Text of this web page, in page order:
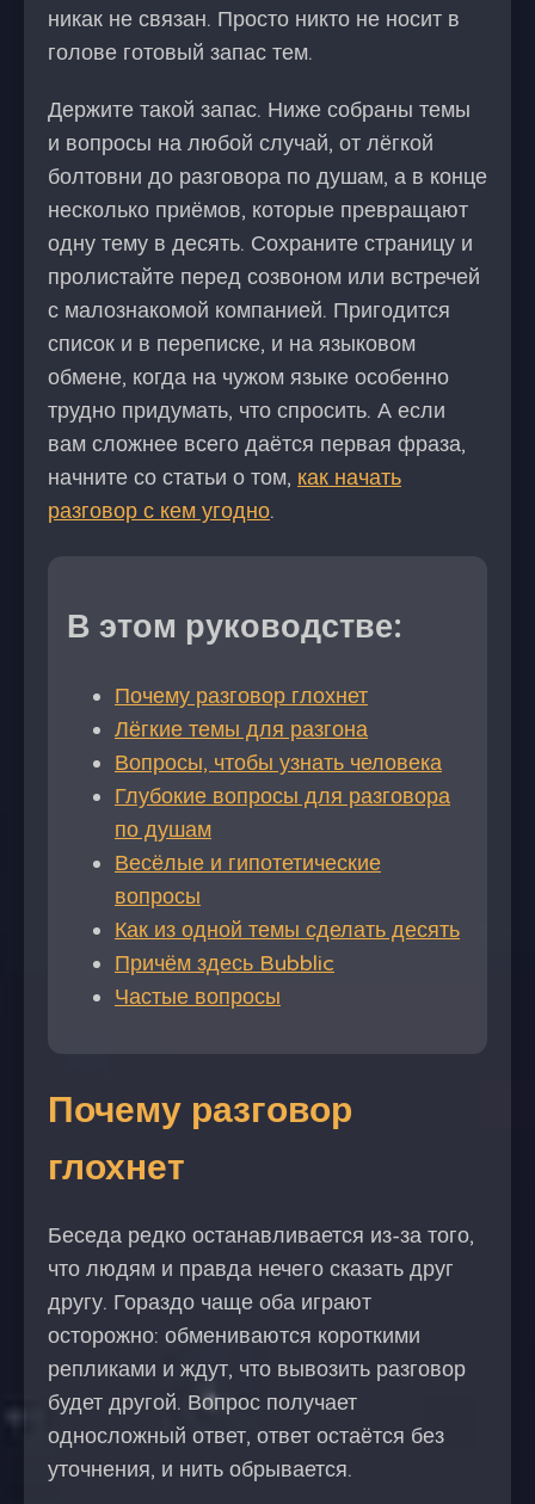
никак не связан. Просто никто не носит в
голове готовый запас тем.
Держите такой запас. Ниже собраны темы
и вопросы на любой случай, от лёгкой
болтовни до разговора по душам, а в конце
несколько приёмов, которые превращают
одну тему в десять. Сохраните страницу и
пролистайте перед созвоном или встречей
с малознакомой компанией. Пригодится
список и в переписке, и на языковом
обмене, когда на чужом языке особенно
трудно придумать, что спросить. А если
вам сложнее всего даётся первая фраза,
начните со статьи о том, как начать
разговор с кем угодно.
В этом руководстве:
Почему разговор глохнет
Лёгкие темы для разгона
Вопросы, чтобы узнать человека
Глубокие вопросы для разговора
по душам
Весёлые и гипотетические
вопросы
Как из одной темы сделать десять
Причём здесь Bubblic
Частые вопросы
Почему разговор
глохнет
Беседа редко останавливается из-за того,
что людям и правда нечего сказать друг
другу. Гораздо чаще оба играют
осторожно: обмениваются короткими
репликами и ждут, что вывозить разговор
будет другой. Вопрос получает
односложный ответ, ответ остаётся без
уточнения, и нить обрывается.